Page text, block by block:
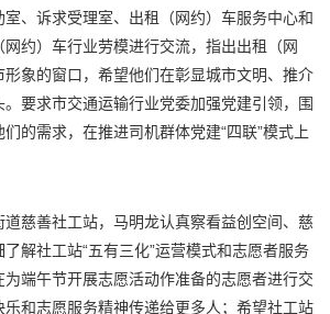
、诉求受理室、出租（网约）车服务中心和
约）车行业劳模进行交流，指出出租（网
象的窗口，希望他们在彰显城市文明、推介
要求市交通运输行业党委加强党建引领，围
的需求，在推进司机群体党建“四联”模式上
道慈善社工站，马明龙认真察看益创空间、慈
解社工站“五有三化”运营模式和志愿者服务
端午节开展志愿活动作准备的志愿者进行交
和志愿服务精神传递给更多人；希望社工站